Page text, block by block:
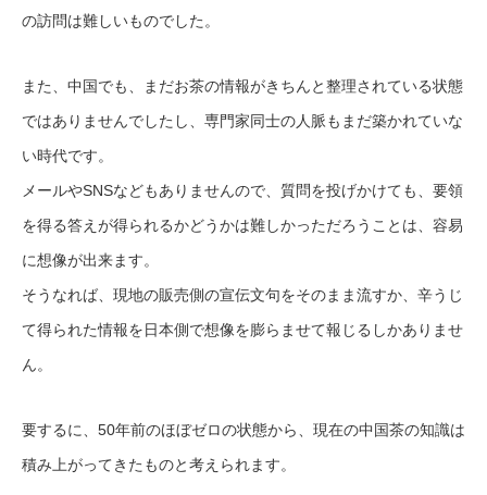
の訪問は難しいものでした。
また、中国でも、まだお茶の情報がきちんと整理されている状態
ではありませんでしたし、専門家同士の人脈もまだ築かれていな
い時代です。
メールやSNSなどもありませんので、質問を投げかけても、要領
を得る答えが得られるかどうかは難しかっただろうことは、容易
に想像が出来ます。
そうなれば、現地の販売側の宣伝文句をそのまま流すか、辛うじ
て得られた情報を日本側で想像を膨らませて報じるしかありませ
ん。
要するに、50年前のほぼゼロの状態から、現在の中国茶の知識は
積み上がってきたものと考えられます。